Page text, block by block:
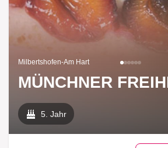
Milbertshofen-Am Hart
MÜNCHNER
5. Jahr